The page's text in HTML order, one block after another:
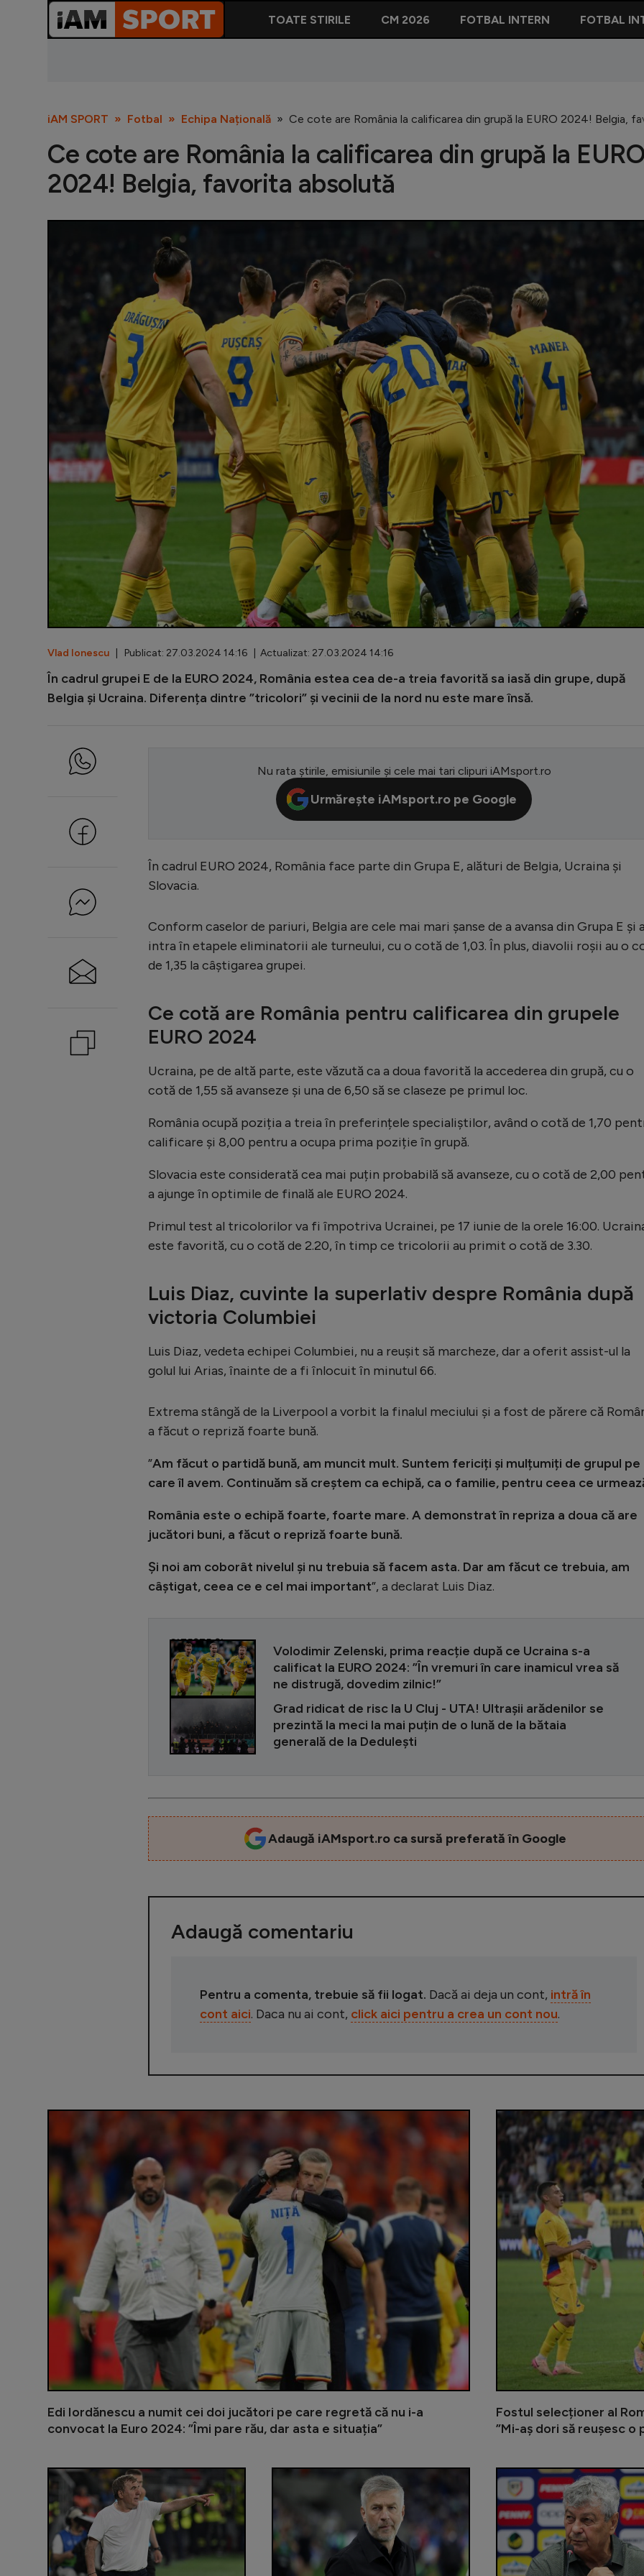
TOATE STIRILE CM 2026 FOTBAL INTERN FOTBAL
iAM SPORT Fotbal Echipa Națională Ce cote are România la calificarea din grupă la EURO 2024! Belgia,
Ce cote are România la calificarea din grupă la EURO
2024! Belgia, favorita absolută
Vlad Ionescu | Publicat: 27.03.2024 14:16 | Actualizat: 27.03.2024 14:16
În cadrul grupei E de la EURO 2024, România estea cea de-a treia favorită sa iasă din grupe, după
Belgia și Ucraina. Diferența dintre ”tricolori” și vecinii de la nord nu este mare însă.
Nu rata știrile, emisiunile și cele mai tari clipuri iAMsport.ro
Urmărește iAMsport.ro pe Google
În cadrul EURO 2024, România face parte din Grupa E, alături de Belgia, Ucraina și
Slovacia.
Conform caselor de pariuri, Belgia are cele mai mari șanse de a avansa din Grupa E și a
intra în etapele eliminatorii ale turneului, cu o cotă de 1,03. În plus, diavolii roșii au o
de 1,35 la câștigarea grupei.
Ce cotă are România pentru calificarea din grupele
EURO 2024
Ucraina, pe de altă parte, este văzută ca a doua favorită la accederea din grupă, cu o
cotă de 1,55 să avanseze și una de 6,50 să se claseze pe primul loc.
România ocupă poziția a treia în preferințele specialiștilor, având o cotă de 1,70
calificare și 8,00 pentru a ocupa prima poziție în grupă.
Slovacia este considerată cea mai puțin probabilă să avanseze, cu o cotă de 2,00
a ajunge în optimile de finală ale EURO 2024.
Primul test al tricolorilor va fi împotriva Ucrainei, pe 17 iunie de la orele 16:00.
este favorită, cu o cotă de 2.20, în timp ce tricolorii au primit o cotă de 3.30.
Luis Diaz, cuvinte la superlativ despre România după
victoria Columbiei
Luis Diaz, vedeta echipei Columbiei, nu a reușit să marcheze, dar a oferit assist-ul la
golul lui Arias, înainte de a fi înlocuit în minutul 66.
Extrema stângă de la Liverpool a vorbit la finalul meciului și a fost de părere că
a făcut o repriză foarte bună.
”Am făcut o partidă bună, am muncit mult. Suntem fericiți şi mulțumiți de grupul pe
care îl avem. Continuăm să creștem ca echipă, ca o familie, pentru ceea ce
România este o echipă foarte, foarte mare. A demonstrat în repriza a doua că are
jucători buni, a făcut o repriză foarte bună.
Şi noi am coborât nivelul şi nu trebuia să facem asta. Dar am făcut ce trebuia, am
câștigat, ceea ce e cel mai important”, a declarat Luis Diaz.
CITEȘTE ȘI
Volodimir Zelenski, prima reacție după ce Ucraina s-a
calificat la EURO 2024: ”În vremuri în care inamicul vrea să
ne distrugă, dovedim zilnic!”
Grad ridicat de risc la U Cluj - UTA! Ultrașii arădenilor se
prezintă la meci la mai puțin de o lună de la bătaia
generală de la Dedulești
Adaugă iAMsport.ro ca sursă preferată în Google
Adaugă comentariu
Pentru a comenta, trebuie să fii logat. Dacă ai deja un cont, intră în
cont aici. Daca nu ai cont, click aici pentru a crea un cont nou.
Edi Iordănescu a numit cei doi jucători pe care regretă că nu i-a
convocat la Euro 2024: ”Îmi pare rău, dar asta e situația”
Fostul selecționer al
”Mi-aș dori să reușesc
Românul vândut pe 3.000.000